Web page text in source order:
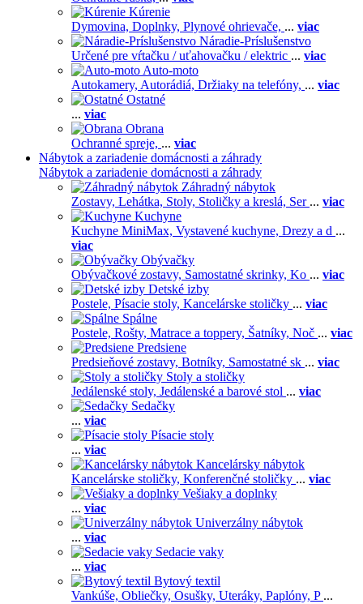
Kúrenie
Dymovina, Doplnky, Plynové ohrievače, ... viac
Náradie-Príslušenstvo
Určené pre vŕtačku / uťahovačku / elektric ... viac
Auto-moto
Autokamery, Autorádiá, Držiaky na telefóny, ... viac
Ostatné
... viac
Obrana
Ochranné spreje, ... viac
Nábytok a zariadenie domácnosti a záhrady
Nábytok a zariadenie domácnosti a záhrady
Záhradný nábytok
Zostavy, Lehátka, Stoly, Stoličky a kreslá, Ser ... viac
Kuchyne
Kuchyne MiniMax, Vystavené kuchyne, Drezy a d ...
viac
Obývačky
Obývačkové zostavy, Samostatné skrinky, Ko ... viac
Detské izby
Postele, Písacie stoly, Kancelárske stoličky ... viac
Spálne
Postele, Rošty, Matrace a toppery, Šatníky, Noč ... viac
Predsiene
Predsieňové zostavy, Botníky, Samostatné sk ... viac
Stoly a stoličky
Jedálenské stoly, Jedálenské a barové stol ... viac
Sedačky
... viac
Písacie stoly
... viac
Kancelársky nábytok
Kancelárske stoličky, Konferenčné stoličky ... viac
Vešiaky a doplnky
... viac
Univerzálny nábytok
... viac
Sedacie vaky
... viac
Bytový textil
Vankúše, Obliečky, Osušky, Uteráky, Paplóny, P ...